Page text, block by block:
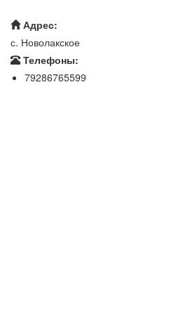
Адрес:
с. Новолакское
Телефоны:
79286765599